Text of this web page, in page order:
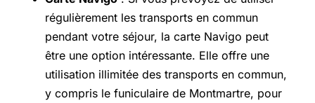
régulièrement les transports en commun
pendant votre séjour, la carte Navigo peut
être une option intéressante. Elle offre une
utilisation illimitée des transports en commun,
y compris le funiculaire de Montmartre, pour